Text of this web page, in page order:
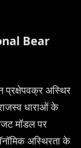
Bear
प्रक्षेपवक्र अस्थिर
राजस्व धाराओं के
मॉडल पर
अस्थिरता के